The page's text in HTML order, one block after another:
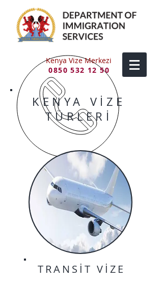
Kenya Vize Merkezi
0850 532 12 50
KENYA VİZE
TÜRLERİ
TRANSİT VİZE